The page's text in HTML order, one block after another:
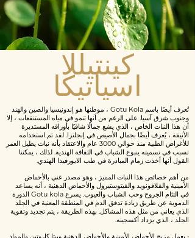
كينتيللا
اسياتيكا
تُعرف أيضًا باسم Gotu Kola ، موطنها هو إندونيسيا والصين والهند
وجنوب شرق آسيا. على الرغم من أنها تنمو في مياه المستنقعات ، إلا
أن هذا النبات الخاص ، الذي يشع جمالًا شافيًا بأوراقه المستديرة
الأنيقة ، يُعرف أيضًا بجمال الأصيص في إنجلترا. لقد تم استخدامه
للأغراض الطبية منذ حوالي 3000 عام والاعتقاد بأنه نبات يطيل العمر
تسبب في تسميته ينبوع الشباب في الثقافة الهندية. لذلك ، يمكننا
القول أنها أخذت زمام المبادرة في طب الايورفيدا الهندي.
من أهم خصائص هذا النبات المميز ، وهو مصدر غني بالأحماض
الأمينية والفلافونويد والفيتوستيرول والأحماض الدهنية ، أنه يساعد
في التئام الجروح وحب الشباب والعيوب. يسرع Gotu kola الدورة
الدموية عن طريق زيادة تدفق الدم في المنطقة المعنية في الجلد
الذي يعاني من مثل هذه المشاكل. بهذه الطريقة ، يتم تجديد وتقوية
الجلد ، الذي يزداد أكسجينه.
• يعمل مزيج الأحماض الأمينية والأحماض الدهنية وبيتا كاروتين والمواد